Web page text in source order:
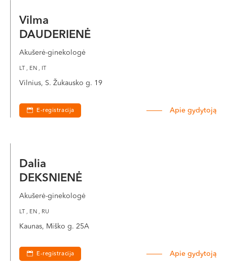
Vilma
DAUDERIENĖ
Akušerė-ginekologė
LT , EN , IT
Vilnius, S. Žukausko g. 19
E-registracija Apie gydytoją
Dalia
DEKSNIENĖ
Akušerė-ginekologė
LT , EN , RU
Kaunas, Miško g. 25A
E-registracija Apie gydytoją